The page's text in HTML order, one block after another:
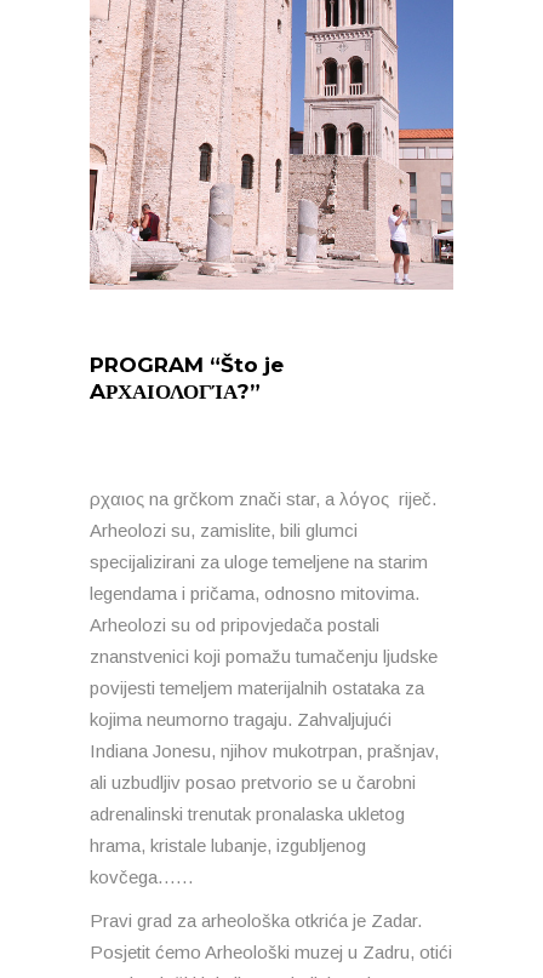
PROGRAM “Što je
AΡΧΑΙΟΛΟΓΊΑ?”
ρχαιος na grčkom znači star, a λόγος riječ.
Arheolozi su, zamislite, bili glumci
specijalizirani za uloge temeljene na starim
legendama i pričama, odnosno mitovima.
Arheolozi su od pripovjedača postali
znanstvenici koji pomažu tumačenju ljudske
povijesti temeljem materijalnih ostataka za
kojima neumorno tragaju. Zahvaljujući
Indiana Jonesu, njihov mukotrpan, prašnjav,
ali uzbudljiv posao pretvorio se u čarobni
adrenalinski trenutak pronalaska ukletog
hrama, kristale lubanje, izgubljenog
kovčega……
Pravi grad za arheološka otkrića je Zadar.
Posjetit ćemo Arheološki muzej u Zadru, otići